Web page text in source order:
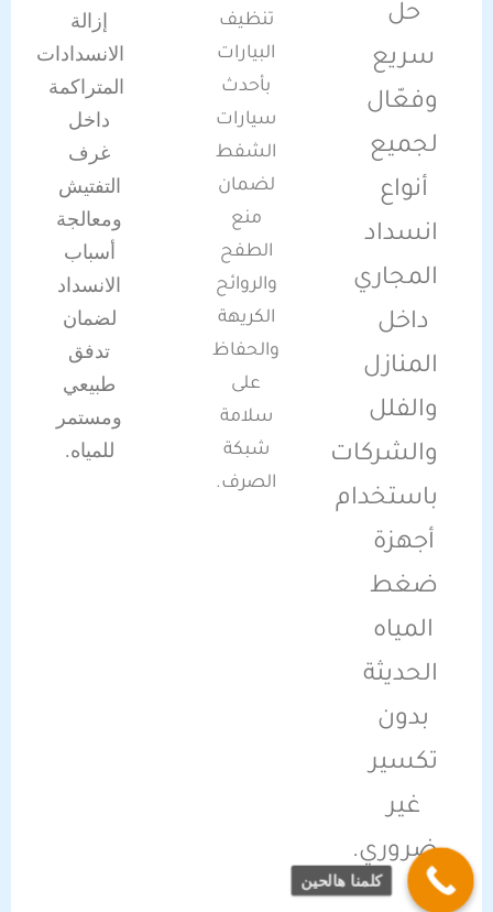
حل
سريع
وفعّال
لجميع
أنواع
انسداد
المجاري
داخل
المنازل
والفلل
والشركات
باستخدام
أجهزة
ضغط
المياه
الحديثة
بدون
تكسير
غير
ضروري.
تنظيف
البيارات
بأحدث
سيارات
الشفط
لضمان
منع
الطفح
والروائح
الكريهة
والحفاظ
على
سلامة
شبكة
الصرف.
إزالة
الانسدادات
المتراكمة
داخل
غرف
التفتيش
ومعالجة
أسباب
الانسداد
لضمان
تدفق
طبيعي
ومستمر
للمياه.
كلمنا هالحين